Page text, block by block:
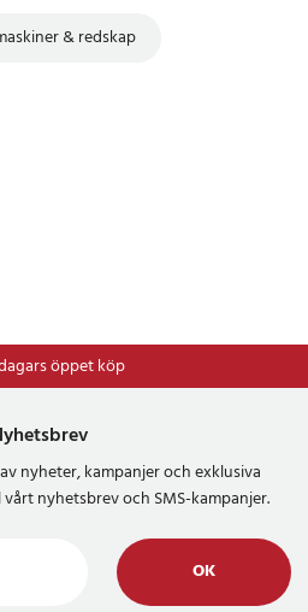
& redskap
öppet köp
Frakt 49kr *
nyheter, kampanjer och exklusiva
nyhetsbrev och SMS-kampanjer.
OK